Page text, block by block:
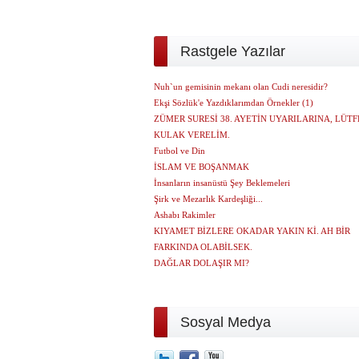
Rastgele Yazılar
Nuh`un gemisinin mekanı olan Cudi neresidir?
Ekşi Sözlük'e Yazdıklarımdan Örnekler (1)
ZÜMER SURESİ 38. AYETİN UYARILARINA,
KULAK VERELİM.
Futbol ve Din
İSLAM VE BOŞANMAK
İnsanların insanüstü Şey Beklemeleri
Şirk ve Mezarlık Kardeşliği...
Ashabı Rakimler
KIYAMET BİZLERE OKADAR YAKIN Kİ. AH BİR
FARKINDA OLABİLSEK.
DAĞLAR DOLAŞIR MI?
Sosyal Medya